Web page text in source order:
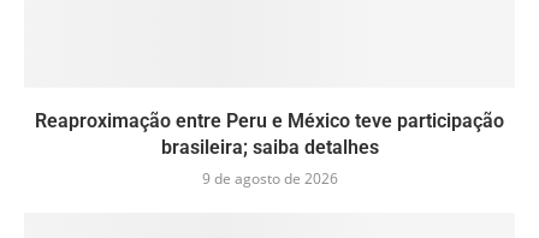
Reaproximação entre Peru e México teve participação
brasileira; saiba detalhes
9 de agosto de 2026